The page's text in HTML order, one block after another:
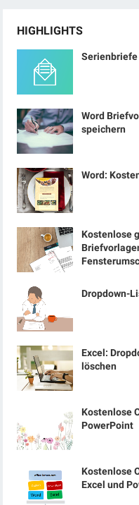
HIGHLIGHTS
Word
speichern
Word:
Kostenlose
Dropdown-
Excel:
löschen
Kostenlose
PowerPoint
Kostenlose
Excel und